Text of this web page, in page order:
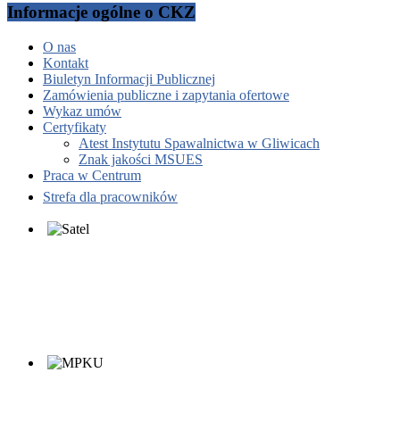
Informacje ogólne o CKZ
O nas
Kontakt
Biuletyn Informacji Publicznej
Zamówienia publiczne i zapytania ofertowe
Wykaz umów
Certyfikaty
Atest Instytutu Spawalnictwa w Gliwicach
Znak jakości MSUES
Praca w Centrum
Strefa dla pracowników